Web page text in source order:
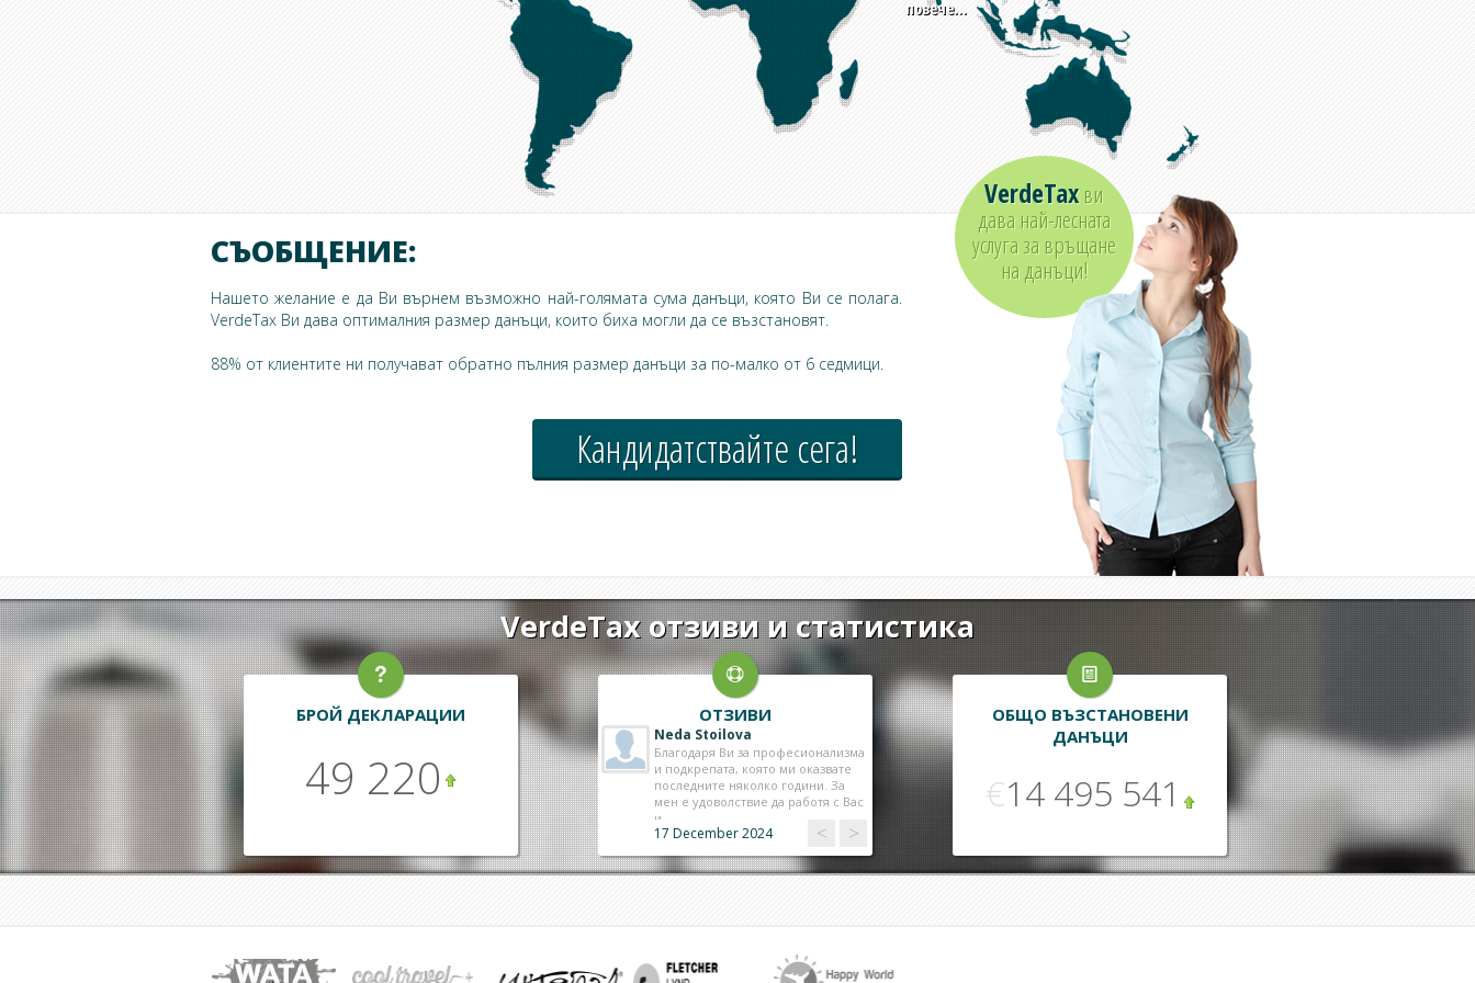
повече...
СЪОБЩЕНИЕ:
Нашето желание е да Ви върнем възможно най-голямата сума данъци, която Ви се полага.
VerdeTax Ви дава оптималния размер данъци, които биха могли да се възстановят.
88% от клиентите ни получават обратно пълния размер данъци за по-малко от 6 седмици.
Кандидатствайте сега!
VerdeTaxви
дава най-лесната
услуга за връщане
на данъци!
VerdeTax отзиви и статистика
БРОЙ ДЕКЛАРАЦИИ
49 220
ОТЗИВИ
Neda Stoilova
Благодаря Ви за професионализма
и подкрепата, която ми оказвате
последните няколко години. За
мен е удоволствие да работя с Вас
и ..
17 December 2024 < >
Lilyana Popova
Здравейте, благодаря за
съдействието! Всичко е точно с
плащането на чека! С Вас се
работи отлично! Поздрави.
11 December 2024 < >
ОБЩО ВЪЗСТАНОВЕНИ
ДАНЪЦИ
€14 495 541